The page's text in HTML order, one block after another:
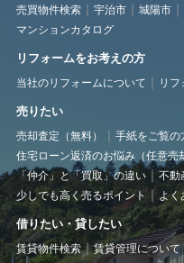
売買物件検索 宇治市 城陽市
マンションカタログ
リフォームをお考えの方
当社のリフォームについて リ
売りたい
売却査定（無料） 手紙をご覧の
住宅ローン返済のお悩み（任意売
「仲介」と「買取」の違い
不動
少しでも高く売るポイント
よく
借りたい・貸したい
賃貸物件検索 賃貸管理について